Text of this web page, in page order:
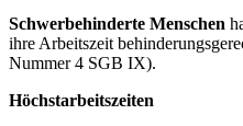
Schwerbehinderte Menschen
ihre Arbeitszeit
Nummer 4 SGB IX).
Höchstarbeitszeiten